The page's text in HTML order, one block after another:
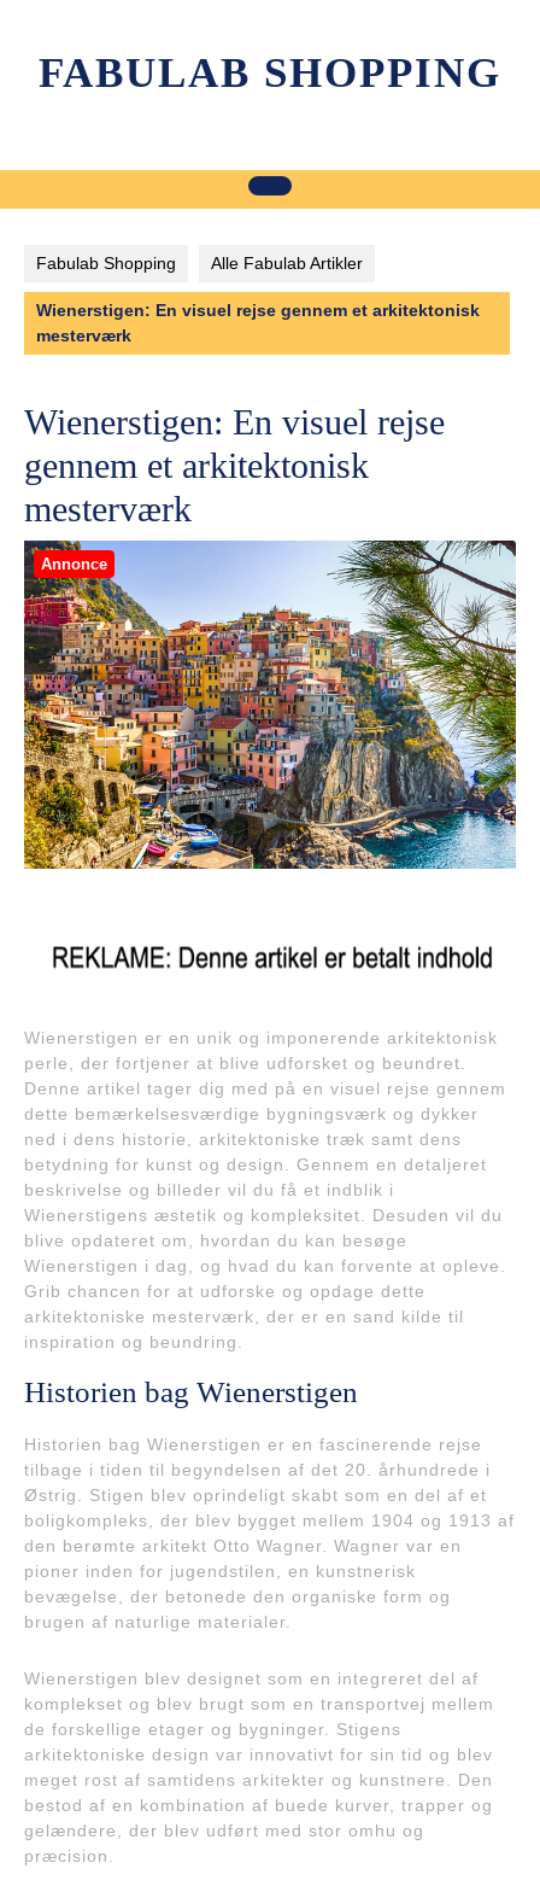
contentFABULAB SHOPPING
Fabulab Shopping Alle Fabulab Artikler
Wienerstigen: En visuel rejse gennem et arkitektonisk
mesterværk
Wienerstigen: En visuel rejse
gennem et arkitektonisk
mesterværk
Annonce
Wienerstigen er en unik og imponerende arkitektonisk
perle, der fortjener at blive udforsket og beundret.
Denne artikel tager dig med på en visuel rejse gennem
dette bemærkelsesværdige bygningsværk og dykker
ned i dens historie, arkitektoniske træk samt dens
betydning for kunst og design. Gennem en detaljeret
beskrivelse og billeder vil du få et indblik i
Wienerstigens æstetik og kompleksitet. Desuden vil du
blive opdateret om, hvordan du kan besøge
Wienerstigen i dag, og hvad du kan forvente at opleve.
Grib chancen for at udforske og opdage dette
arkitektoniske mesterværk, der er en sand kilde til
inspiration og beundring.
Historien bag Wienerstigen
Historien bag Wienerstigen er en fascinerende rejse
tilbage i tiden til begyndelsen af det 20. århundrede i
Østrig. Stigen blev oprindeligt skabt som en del af et
boligkompleks, der blev bygget mellem 1904 og 1913 af
den berømte arkitekt Otto Wagner. Wagner var en
pioner inden for jugendstilen, en kunstnerisk
bevægelse, der betonede den organiske form og
brugen af ​​naturlige materialer.
Wienerstigen blev designet som en integreret del af
komplekset og blev brugt som en transportvej mellem
de forskellige etager og bygninger. Stigens
arkitektoniske design var innovativt for sin tid og blev
meget rost af samtidens arkitekter og kunstnere. Den
bestod af en kombination af buede kurver, trapper og
gelændere, der blev udført med stor omhu og
præcision.